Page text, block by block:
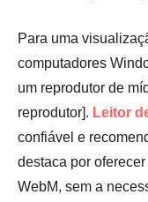
Para uma
computadores
um reprodutor de
reprodutor]. Leitor
confiável e
destaca por
WebM, sem a